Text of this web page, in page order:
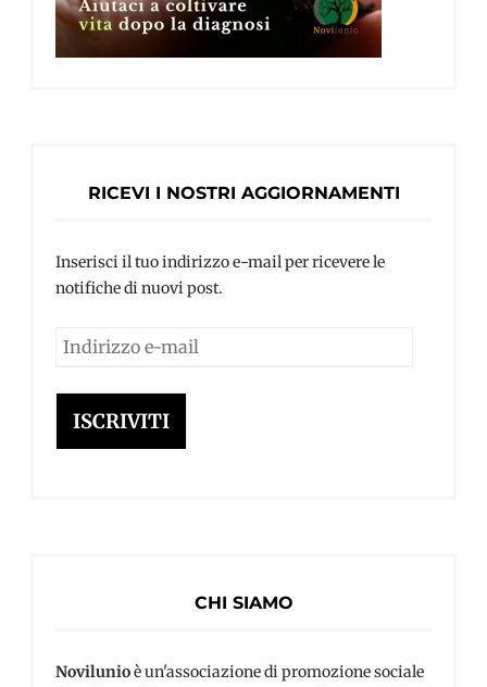
RICEVI I NOSTRI AGGIORNAMENTI
Inserisci il tuo indirizzo e-mail per ricevere le
notifiche di nuovi post.
Indirizzo
mail
ISCRIVITI
CHI SIAMO
Novilunioè un'associazione di promozione sociale